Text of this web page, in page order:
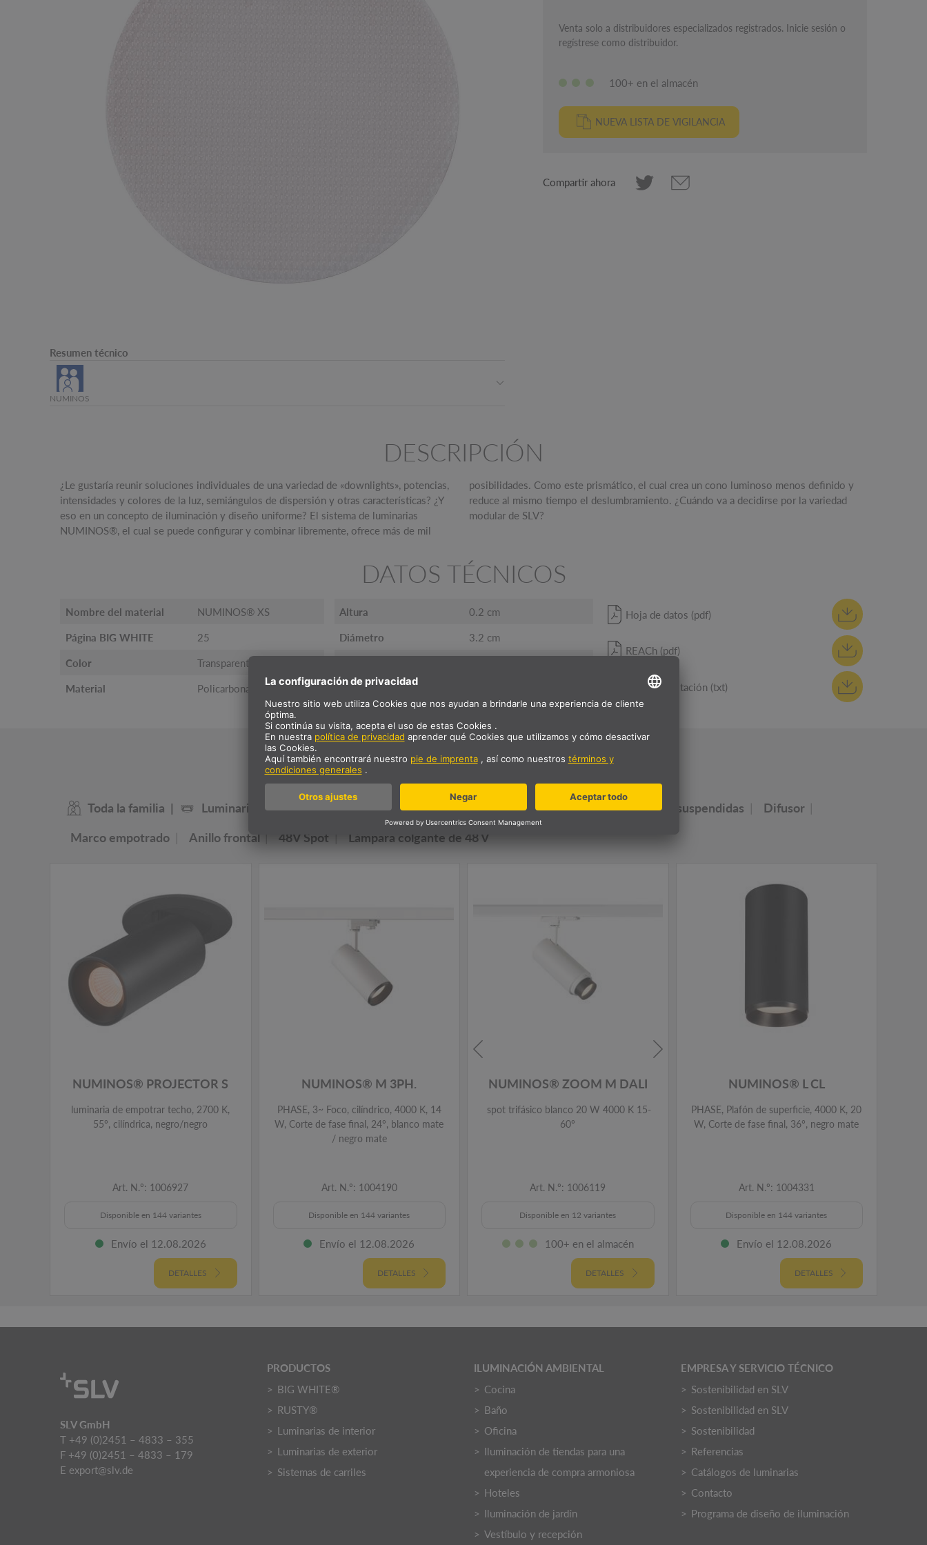
Resumen técnico
NUMINOS
Venta solo a distribuidores especializados registrados. Inicie sesión o
regístrese como distribuidor.
100+ en el almacén
NUEVA LISTA DE VIGILANCIA
Compartir ahora
DESCRIPCIÓN
¿Le gustaría reunir soluciones individuales de una variedad de «downlights», potencias,
intensidades y colores de la luz, semiángulos de dispersión y otras características? ¿Y
eso en un concepto de iluminación y diseño uniforme? El sistema de luminarias
NUMINOS®, el cual se puede configurar y combinar libremente, ofrece más de mil
posibilidades. Como este prismático, el cual crea un cono luminoso menos definido y
reduce al mismo tiempo el deslumbramiento. ¿Cuándo va a decidirse por la variedad
modular de SLV?
DATOS TÉCNICOS
Nombre del material NUMINOS® XS
Página BIG WHITE 25
Color Transparente
Material Policarbonato (PC)
Altura 0.2 cm
Diámetro 3.2 cm
Hoja de datos (pdf)
REACh (pdf)
Texto de licitación (txt)
Nuestra familia de luminarias NUMINOS
Toda la familia Luminaria empotrada de techo 3~ Spot Luminarias de techo Luminarias suspendidas
Difusor
Marco empotrado
Anillo frontal 48V Spot Lámpara colgante de 48 V
NUMINOS® PROJECTOR S
luminaria de empotrar techo, 2700 K,
55°, cilíndrica, negro/negro
Art. N.º: 1006927
Disponible en 144 variantes
Envío el 12.08.2026
DETALLES
NUMINOS® M 3PH.
PHASE, 3~ Foco, cilíndrico, 4000 K, 14
W, Corte de fase final, 24°, blanco mate
/ negro mate
Art. N.º: 1004190
Disponible en 144 variantes
Envío el 12.08.2026
DETALLES
NUMINOS® ZOOM M DALI
spot trifásico blanco 20 W 4000 K 15-
60°
Art. N.º: 1006119
Disponible en 12 variantes
100+ en el almacén
DETALLES
NUMINOS® L CL
PHASE, Plafón de superficie, 4000 K, 20
W, Corte de fase final, 36°, negro mate
Art. N.º: 1004331
Disponible en 144 variantes
Envío el 12.08.2026
DETALLES
SLV GmbH
T +49 (0)2451 – 4833 – 355
F +49 (0)2451 – 4833 – 179
E export@slv.de
PRODUCTOS
BIG WHITE®
RUSTY®
Luminarias de interior
Luminarias de exterior
Sistemas de carriles
ILUMINACIÓN AMBIENTAL
Cocina
Baño
Oficina
Iluminación de tiendas para una
experiencia de compra armoniosa
Hoteles
Iluminación de jardín
Vestíbulo y recepción
EMPRESA Y SERVICIO TÉCNICO
Sostenibilidad en SLV
Sostenibilidad en SLV
Sostenibilidad
Referencias
Catálogos de luminarias
Contacto
Programa de diseño de iluminación